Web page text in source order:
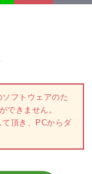
フトウェアのた
できません。
頂き、PCからダ